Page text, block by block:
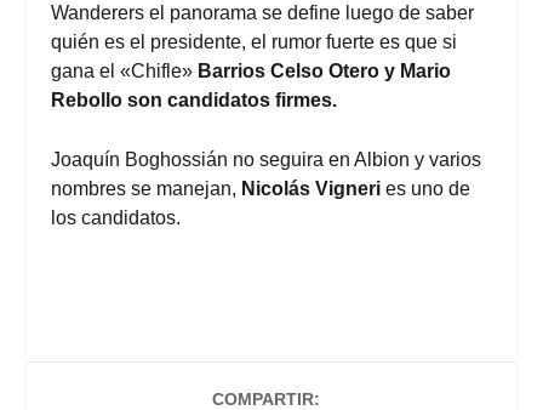
Wanderers el panorama se define luego de saber
quién es el presidente, el rumor fuerte es que si
gana el «Chifle» Barrios Celso Otero y Mario
Rebollo son candidatos firmes.
Joaquín Boghossián no seguira en Albion y varios
nombres se manejan, Nicolás Vigneri es uno de
los candidatos.
COMPARTIR: